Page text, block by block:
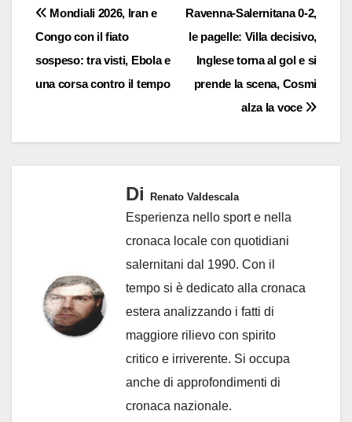
Navigazione
articoli
Ravenna-Salernitana 0-2,
le pagelle: Villa decisivo,
Inglese torna al gol e si
prende la scena, Cosmi
alza la voce
Mondiali 2026, Iran e
Congo con il fiato
sospeso: tra visti, Ebola e
una corsa contro il tempo
Di Renato Valdescala
Esperienza nello sport e nella
cronaca locale con quotidiani
salernitani dal 1990. Con il
tempo si è dedicato alla cronaca
estera analizzando i fatti di
maggiore rilievo con spirito
critico e irriverente. Si occupa
anche di approfondimenti di
cronaca nazionale.